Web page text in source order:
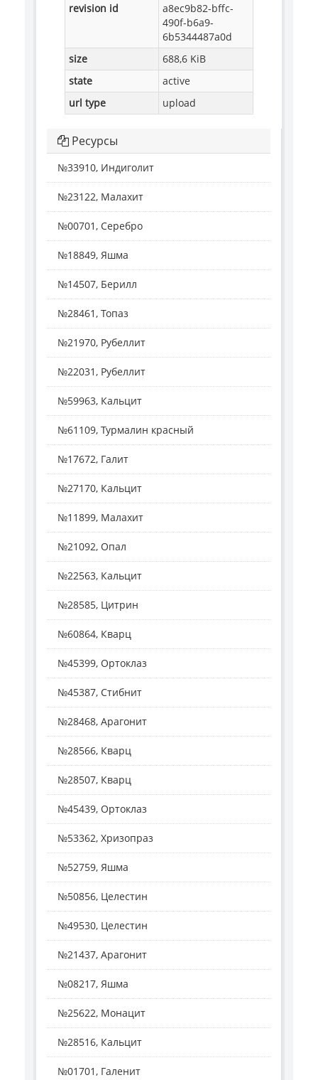
revision id
a8ec9b82-bffc-
490f-b6a9-
6b5344487a0d
size
688,6 KiB
state
active
url type
upload
Ресурсы
№33910, Индиголит
№23122, Малахит
№00701, Серебро
№18849, Яшма
№14507, Берилл
№28461, Топаз
№21970, Рубеллит
№22031, Рубеллит
№59963, Кальцит
№61109, Турмалин красный
№17672, Галит
№27170, Кальцит
№11899, Малахит
№21092, Опал
№22563, Кальцит
№28585, Цитрин
№60864, Кварц
№45399, Ортоклаз
№45387, Стибнит
№28468, Арагонит
№28566, Кварц
№28507, Кварц
№45439, Ортоклаз
№53362, Хризопраз
№52759, Яшма
№50856, Целестин
№49530, Целестин
№21437, Арагонит
№08217, Яшма
№25622, Монацит
№28516, Кальцит
№01701, Галенит